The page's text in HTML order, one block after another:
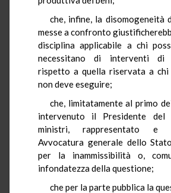
che, infine, la disomogeneità
messe a confronto
disciplina applicabile a chi
necessitano di interventi di
rispetto a quella riservata a
non deve eseguire;
che, limitatamente al primo
intervenuto il Presidente del
ministri, rappresentato e
Avvocatura generale dello
per la inammissibilità o,
infondatezza della questione;
che per la parte pubblica la